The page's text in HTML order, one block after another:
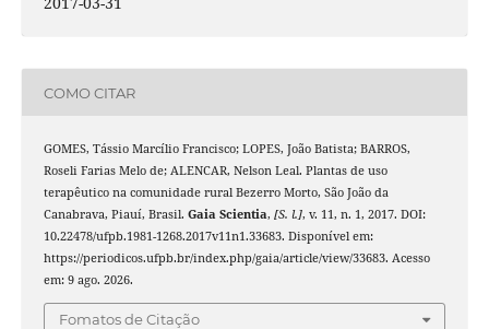
COMO CITAR
GOMES, Tássio Marcílio Francisco; LOPES, João Batista; BARROS,
Roseli Farias Melo de; ALENCAR, Nelson Leal. Plantas de uso
terapêutico na comunidade rural Bezerro Morto, São João da
Canabrava, Piauí, Brasil. Gaia Scientia, [S. l.], v. 11, n. 1, 2017. DOI:
10.22478/ufpb.1981-1268.2017v11n1.33683. Disponível em:
https://periodicos.ufpb.br/index.php/gaia/article/view/33683. Acesso
em: 9 ago. 2026.
Fomatos de Citação